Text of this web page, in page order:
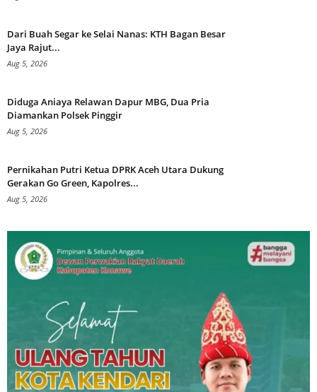
Dari Buah Segar ke Selai Nanas: KTH Bagan Besar
Jaya Rajut...
Aug 5, 2026
Diduga Aniaya Relawan Dapur MBG, Dua Pria
Diamankan Polsek Pinggir
Aug 5, 2026
Pernikahan Putri Ketua DPRK Aceh Utara Dukung
Gerakan Go Green, Kapolres...
Aug 5, 2026